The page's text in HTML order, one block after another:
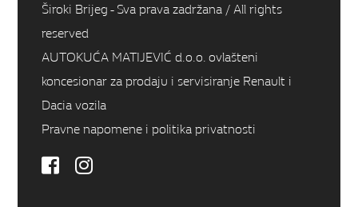
Široki Brijeg - Sva prava zadržana / All rights
reserved
AUTOKUĆA MATIJEVIĆ d.o.o. ovlašteni
koncesionar za prodaju i servisiranje Renault i
Dacia vozila
Pravne napomene i politika privatnosti